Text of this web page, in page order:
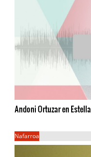
Andoni Ortuzar en Estella
Nafarroa